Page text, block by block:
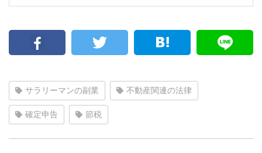
サラリーマンの副業 不動産関連の法律
確定申告 節税